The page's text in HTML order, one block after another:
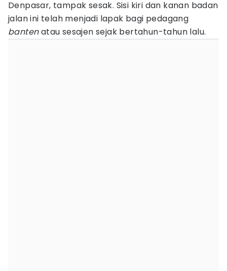
Denpasar, tampak sesak. Sisi kiri dan kanan badan
jalan ini telah menjadi lapak bagi pedagang
bantenatau sesajen sejak bertahun-tahun lalu.